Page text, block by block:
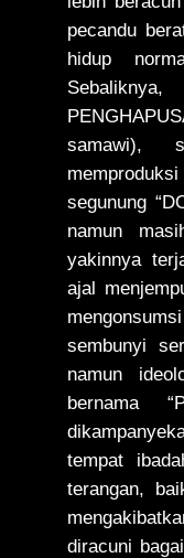
pecandu
hidup
samawi),
segunung
namun
yakinnya
ajal
sembunyi
namun
bernama
tempat
terangan,
diracuni